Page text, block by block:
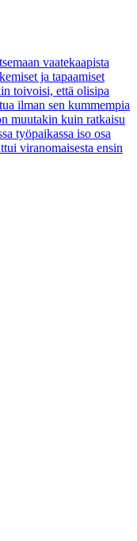
vaatekaapista
ja tapaamiset
toivoisi, että olisipa
ilman sen kummempia
muutakin kuin ratkaisu
työpaikassa iso osa
viranomaisesta ensin